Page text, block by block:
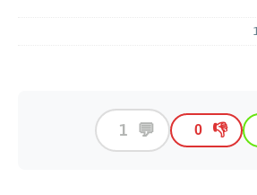
1
👎
0
💬
1